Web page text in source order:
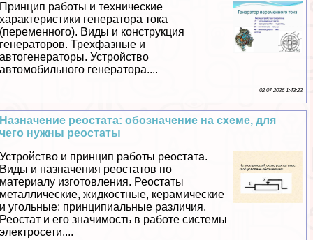
Принцип работы и технические
хаpaктеристики генератора тока
(переменного). Виды и конструкция
генераторов. Трехфазные и
автогенераторы. Устройство
автомобильного генератора....
02 07 2026 1:43:22
Назначение реостата: обозначение на схеме, для
чего нужны реостаты
Устройство и принцип работы реостата.
Виды и назначения реостатов по
материалу изготовления. Реостаты
металлические, жидкостные, керамические
и угольные: принципиальные различия.
Реостат и его значимость в работе системы
электросети....